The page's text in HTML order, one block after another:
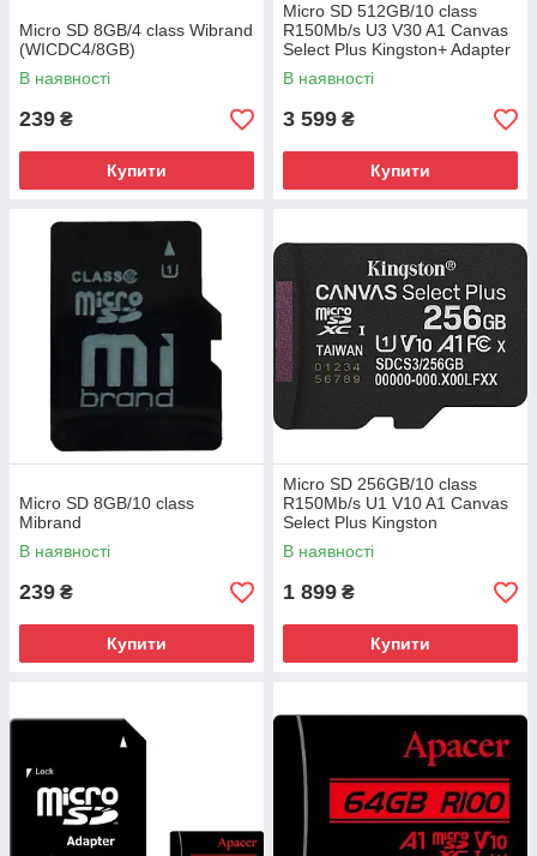
Micro SD 8GB/4 class Wibrand
(WICDC4/8GB)
В наявності
239 ₴
Купити
Micro SD 512GB/10 class
R150Mb/s U3 V30 A1 Canvas
Select Plus Kingston+ Adapter
(SDCS3/512GB)
В наявності
3 599 ₴
Купити
Micro SD 8GB/10 class
Mibrand
В наявності
239 ₴
Купити
Micro SD 256GB/10 class
R150Mb/s U1 V10 A1 Canvas
Select Plus Kingston
(SDCS3/256GBSP)
В наявності
1 899 ₴
Купити